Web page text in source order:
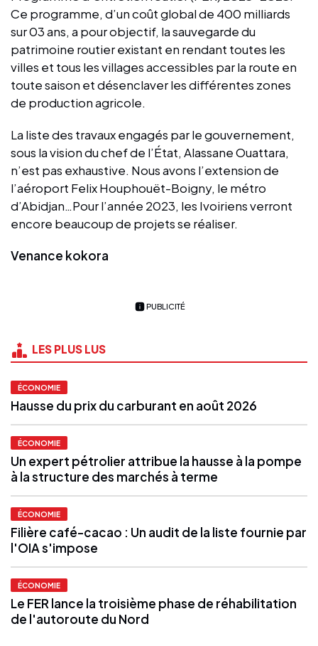
Ce programme, d’un coût global de 400 milliards
sur 03 ans, a pour objectif, la sauvegarde du
patrimoine routier existant en rendant toutes les
villes et tous les villages accessibles par la route en
toute saison et désenclaver les différentes zones
de production agricole.
La liste des travaux engagés par le gouvernement,
sous la vision du chef de l’État, Alassane Ouattara,
n’est pas exhaustive. Nous avons l’extension de
l’aéroport Felix Houphouët-Boigny, le métro
d’Abidjan…Pour l’année 2023, les Ivoiriens verront
encore beaucoup de projets se réaliser.
Venance kokora
PUBLICITÉ
LES PLUS LUS
ÉCONOMIE
Hausse du prix du carburant en août 2026
ÉCONOMIE
Un expert pétrolier attribue la hausse à la pompe
à la structure des marchés à terme
ÉCONOMIE
Filière café-cacao : Un audit de la liste fournie par
l'OIA s'impose
ÉCONOMIE
Le FER lance la troisième phase de réhabilitation
de l'autoroute du Nord